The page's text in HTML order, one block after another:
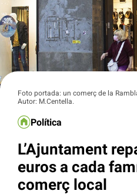
Foto portada: un comerç de la
Autor: M.Centella.
Política
L’Ajuntament
euros a cada
comerç local